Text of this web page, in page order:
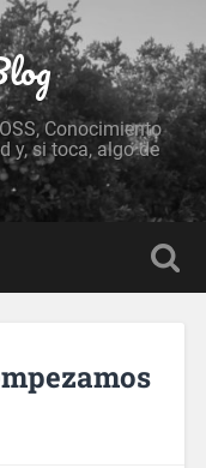
Conocimiento
y, si toca, algo de